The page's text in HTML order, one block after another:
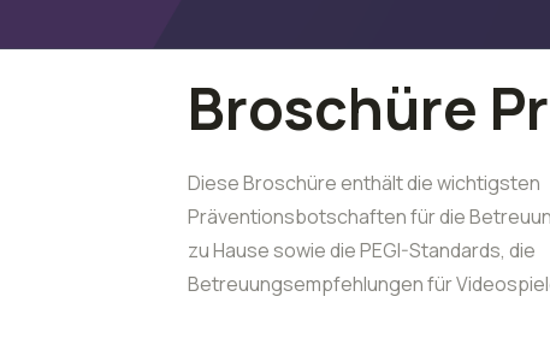
Broschüre
Diese Broschüre enthält die wichtigsten
Präventionsbotschaften für die
zu Hause sowie die PEGI-Standards, die
Betreuungsempfehlungen für